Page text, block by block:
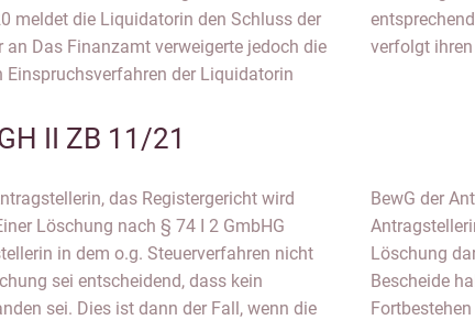
meldet die Liquidatorin den Schluss der
Das Finanzamt verweigerte jedoch die
der Liquidatorin
zugestellt werden Die Antragstellerin
verfolgt
II ZB 11/21
das Registergericht wird
Löschung nach § 74 I 2 GmbHG
in dem o.g. Steuerverfahren nicht
sei entscheidend, dass kein
sei. Dies ist dann der Fall, wenn die
– die rein passive Beteiligung der
keinen Hinderungsgrund für die
ein Interesse an der Zustellung der
als berechtigtes Interesse an einem
der Löschung bliebe die Antragstellerin